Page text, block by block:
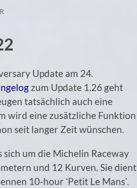
Update am 24.
zum Update 1.26 geht
tatsächlich auch eine
wird eine zusätzliche Funktion
seit langer Zeit wünschen.
um die Michelin Raceway
und 12 Kurven. Sie dient
10-hour ʻPetit Le Mansʼ.